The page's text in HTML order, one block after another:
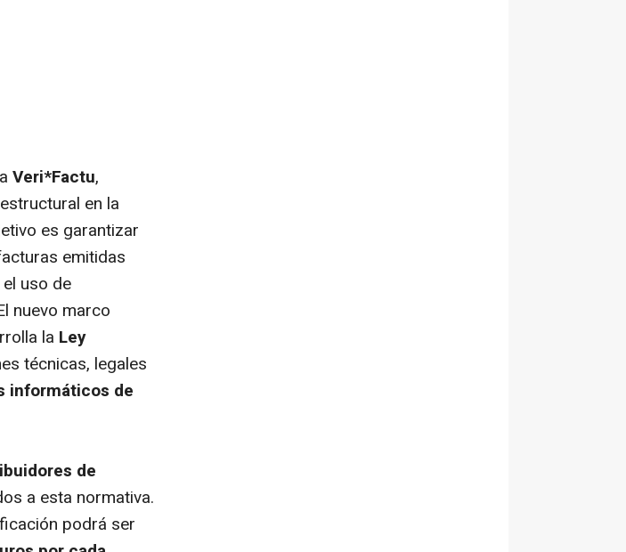
Veri*Factu,
en la
es garantizar
emitidas
uso de
nuevo marco
la Ley
técnicas, legales
informáticos de
de
a esta normativa.
podrá ser